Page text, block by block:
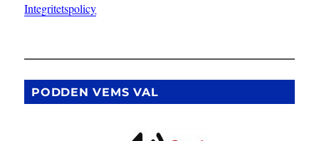
Integritetspolicy
PODDEN VEMS VAL